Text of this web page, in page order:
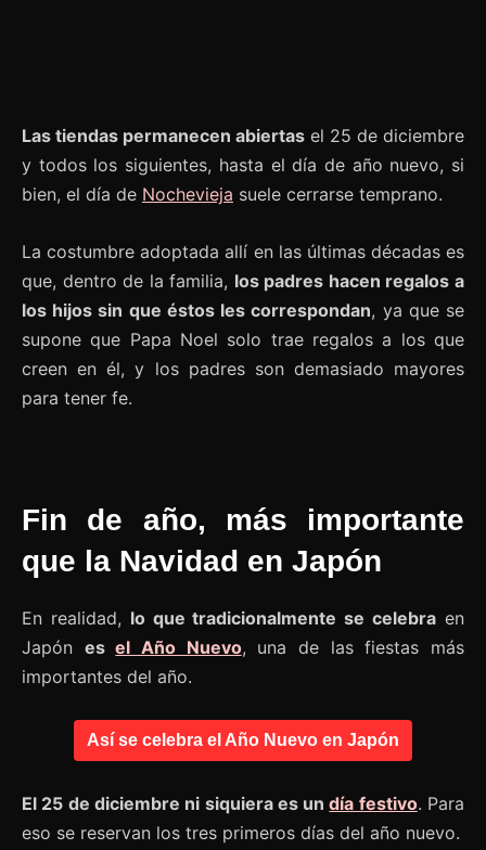
Las tiendas permanecen abiertas el 25 de diciembre
y todos los siguientes, hasta el día de año nuevo, si
bien, el día de Nochevieja suele cerrarse temprano.
La costumbre adoptada allí en las últimas décadas es
que, dentro de la familia, los padres hacen regalos a
los hijos sin que éstos les correspondan, ya que se
supone que Papa Noel solo trae regalos a los que
creen en él, y los padres son demasiado mayores
para tener fe.
Fin de año, más importante
que la Navidad en Japón
En realidad, lo que tradicionalmente se celebra en
Japón esel Año Nuevo, una de las fiestas más
importantes del año.
Así se celebra el Año Nuevo en Japón
El 25 de diciembre ni siquiera es undía festivo. Para
eso se reservan los tres primeros días del año nuevo.